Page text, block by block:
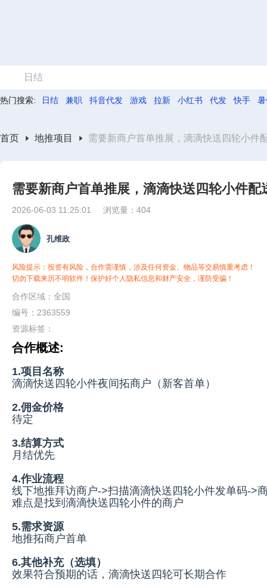
日结
热门搜索: 日结 兼职 抖音代发 游戏 拉新 小红书 代发 快手
首页 地推项目 需要新商户首单推展，滴滴快送四轮小件
需要新商户首单推展，滴滴快送四轮小件配
2026-06-03 11:25:01 浏览量：404
孔维政
风险提示：投资有风险，合作需谨慎，涉及任何资金、物品等交易慎重考虑！
切勿下载来历不明软件！保护好个人隐私信息和财产安全，谨防受骗！
合作区域：全国
编号：2363559
资源标签：
合作概述:
1.项目名称
滴滴快送四轮小件夜间拓商户（新客首单）
2.佣金价格
待定
3.结算方式
月结优先
4.作业流程
线下地推拜访商户->扫描滴滴快送四轮小件发单码->
难点是找到滴滴快送四轮小件的商户
5.需求资源
地推拓商户首单
6.其他补充（选填）
效果符合预期的话，滴滴快送四轮可长期合作